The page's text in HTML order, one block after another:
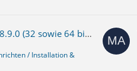
Nach Update auf Version 68.9.0 (32 sowie 64 bit) öffnet TB ein fast leeres Fenster - wichtige Hinweise oben rechts dazu habe ich natürlich gelesen
/ Installation &